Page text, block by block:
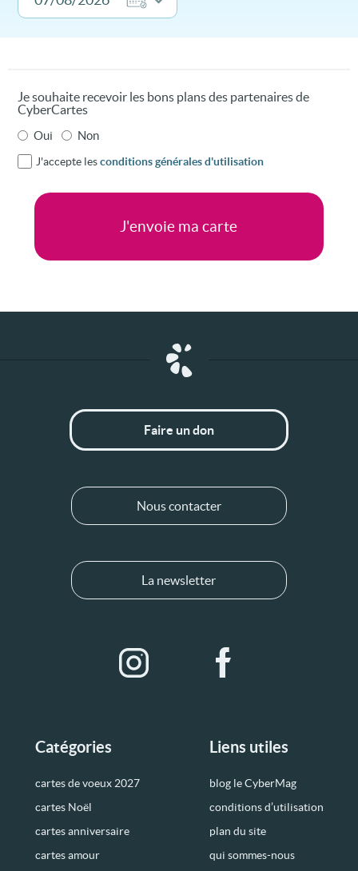
Je souhaite recevoir les bons plans des partenaires de
CyberCartes
Oui Non
J'accepte lesconditions générales d'utilisation
Catégories
cartes de voeux 2027
cartes Noël
cartes anniversaire
cartes amour
Liens utiles
blog le CyberMag
conditions d’utilisation
plan du site
qui sommes-nous
Faire un don
Nous contacter
La newsletter